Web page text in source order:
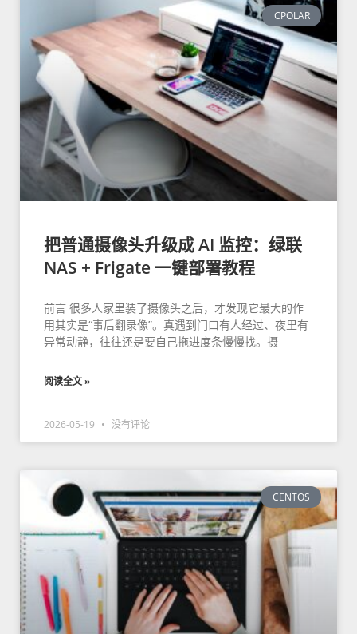
CPOLAR
把普通摄像头升级成 AI 监控：绿联
NAS + Frigate 一键部署教程
前言 很多人家里装了摄像头之后，才发现它最大的作
用其实是“事后翻录像”。真遇到门口有人经过、夜里有
异常动静，往往还是要自己拖进度条慢慢找。摄
阅读全文 »
2026-05-19 没有评论
CENTOS